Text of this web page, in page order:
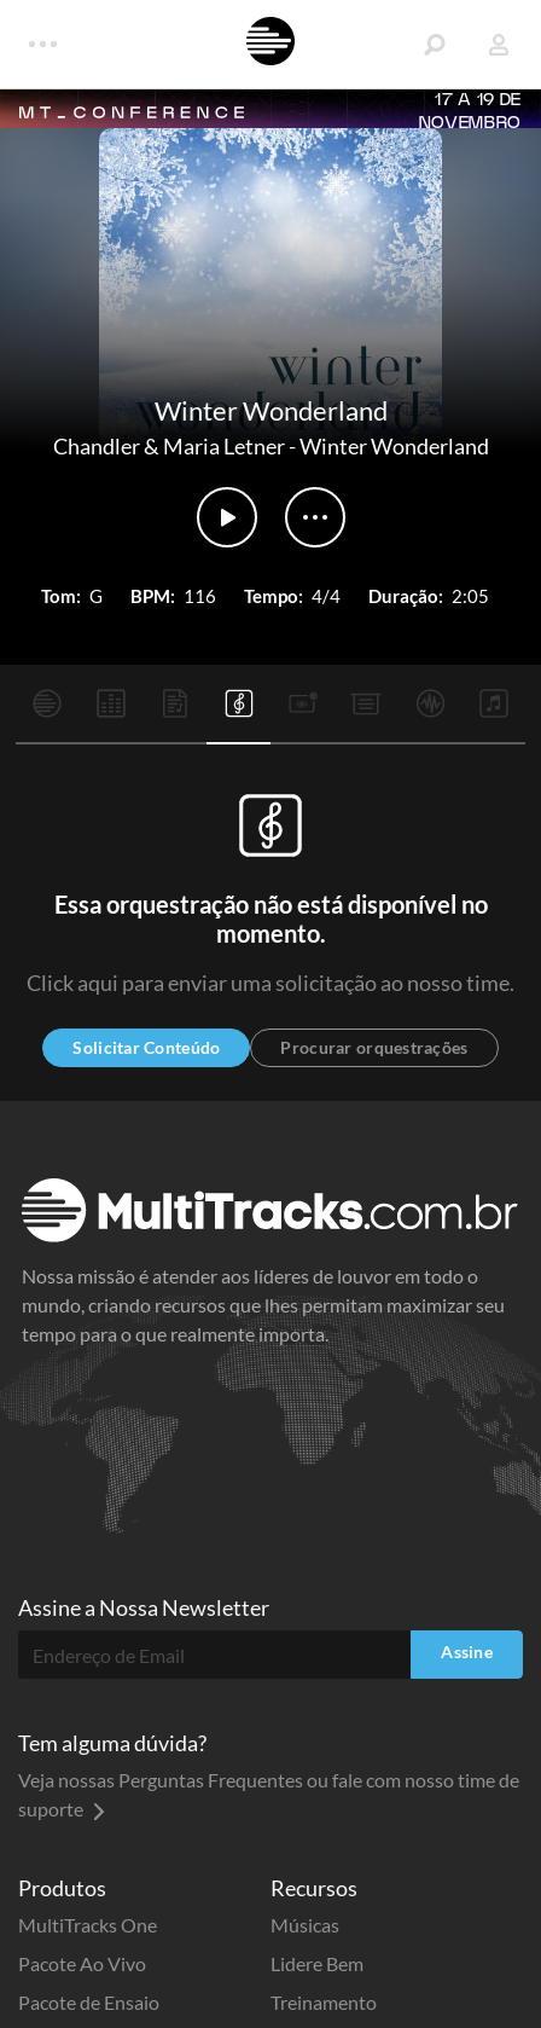
17 A 19 DE
NOVEMBRO
Winter Wonderland
Chandler & Maria Letner-Winter Wonderland
Tom: G BPM: 116 Tempo: 4/4 Duração: 2:05
Essa orquestração não está disponível no
momento.
Click aqui para enviar uma solicitação ao nosso time.
Solicitar Conteúdo Procurar orquestrações
Nossa missão é atender aos líderes de louvor em todo o
mundo, criando recursos que lhes permitam maximizar seu
tempo para o que realmente importa.
Produtos
MultiTracks One
Pacote Ao Vivo
Pacote de Ensaio
Recursos
Músicas
Lidere Bem
Treinamento
Assine a Nossa Newsletter
Assine
Tem alguma dúvida?
Veja nossas Perguntas Frequentes ou fale com nosso time de
suporte